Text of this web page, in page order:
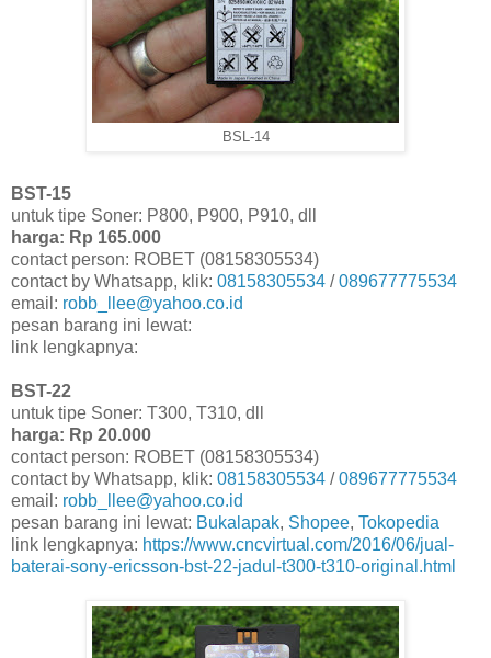
BSL-14
BST-15
untuk tipe Soner: P800, P900, P910, dll
harga: Rp 165.000
contact person: ROBET (08158305534)
contact by Whatsapp, klik: 08158305534 /089677775534
email: robb_llee@yahoo.co.id
pesan barang ini lewat:
link lengkapnya:
BST-22
untuk tipe Soner: T300, T310, dll
harga: Rp 20.000
contact person: ROBET (08158305534)
contact by Whatsapp, klik: 08158305534 /089677775534
email: robb_llee@yahoo.co.id
pesan barang ini lewat: Bukalapak, Shopee, Tokopedia
link lengkapnya: https://www.cncvirtual.com/2016/06/jual-
baterai-sony-ericsson-bst-22-jadul-t300-t310-original.html